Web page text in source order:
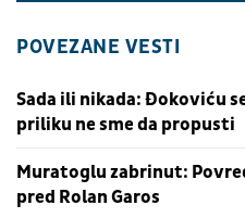
POVEZANE VESTI
Sada ili nikada: Đokoviću
priliku ne sme da propusti
Muratoglu zabrinut:
pred Rolan Garos